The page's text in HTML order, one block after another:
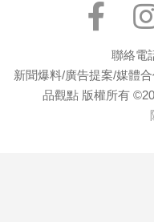
推
聯絡電
新聞爆料/廣告提案/媒體
品觀點 版權所有